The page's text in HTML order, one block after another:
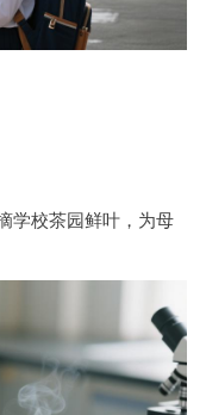
学校茶园鲜叶，为母